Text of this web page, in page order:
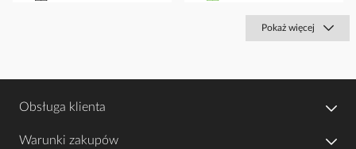
Pokaż więcej
Obsługa klienta
Warunki zakupów